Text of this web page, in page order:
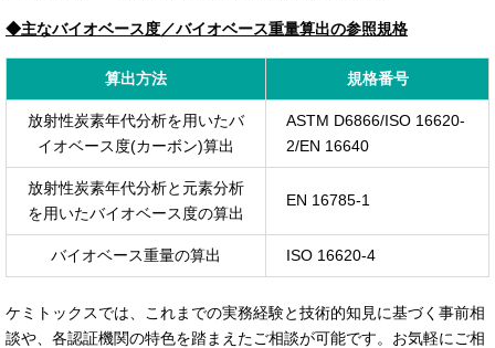
◆主なバイオベース度／バイオベース重量算出の参照規格
算出方法 規格番号
放射性炭素年代分析を用いたバ
イオベース度(カーボン)算出
ASTM D6866/ISO 16620-
2/EN 16640
放射性炭素年代分析と元素分析
を用いたバイオベース度の算出
EN 16785-1
バイオベース重量の算出 ISO 16620-4
ケミトックスでは、これまでの実務経験と技術的知見に基づく事前相
談や、各認証機関の特色を踏まえたご相談が可能です。お気軽にご相